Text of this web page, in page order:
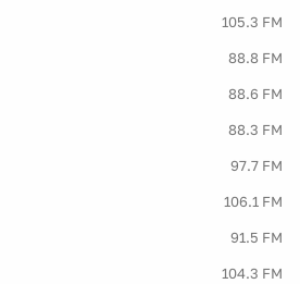
105.3 FM
88.8 FM
88.6 FM
88.3 FM
97.7 FM
106.1 FM
91.5 FM
104.3 FM